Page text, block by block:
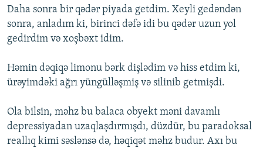
Daha sonra bir qədər piyada getdim. Xeyli gedəndən
sonra, anladım ki, birinci dəfə idi bu qədər uzun yol
gedirdim və xoşbəxt idim.
Həmin dəqiqə limonu bərk dişlədim və hiss etdim ki,
ürəyimdəki ağrı yüngülləşmiş və silinib getmişdi.
Ola bilsin, məhz bu balaca obyekt məni davamlı
depressiyadan uzaqlaşdırmışdı, düzdür, bu paradoksal
reallıq kimi səslənsə də, həqiqət məhz budur. Axı bu